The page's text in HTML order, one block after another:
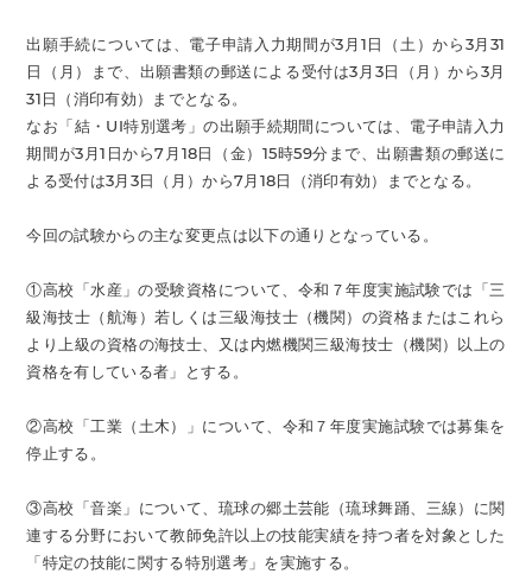
出願手続については、電子申請入力期間が3月1日（土）から3月31
日（月）まで、出願書類の郵送による受付は3月3日（月）から3月
31日（消印有効）までとなる。
なお「結・UI特別選考」の出願手続期間については、電子申請入力
期間が3月1日から7月18日（金）15時59分まで、出願書類の郵送に
よる受付は3月3日（月）から7月18日（消印有効）までとなる。
今回の試験からの主な変更点は以下の通りとなっている。
①高校「水産」の受験資格について、令和７年度実施試験では「三
級海技士（航海）若しくは三級海技士（機関）の資格またはこれら
より上級の資格の海技士、又は内燃機関三級海技士（機関）以上の
資格を有している者」とする。
②高校「工業（土木）」について、令和７年度実施試験では募集を
停止する。
③高校「音楽」について、琉球の郷土芸能（琉球舞踊、三線）に関
連する分野において教師免許以上の技能実績を持つ者を対象とした
「特定の技能に関する特別選考」を実施する。